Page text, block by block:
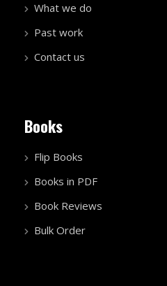
What we do
Past work
Contact us
Books
Flip Books
Books in PDF
Book Reviews
Bulk Order